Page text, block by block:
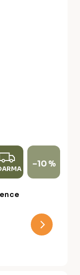
Z
D
A
–10 %